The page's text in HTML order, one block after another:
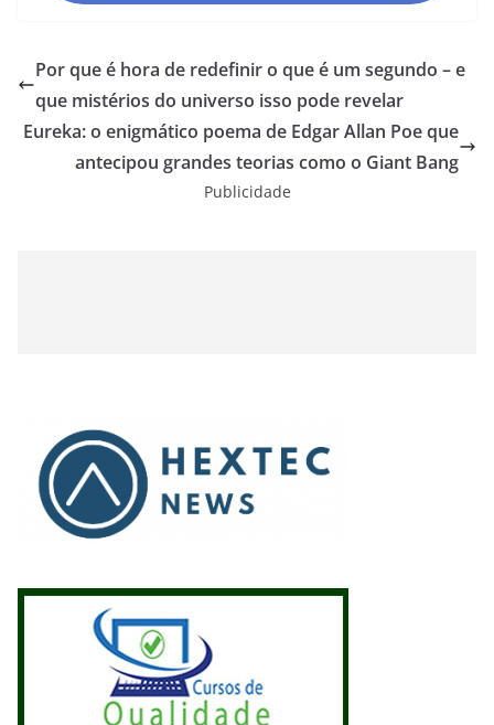
Por que é hora de redefinir o que é um segundo – e
que mistérios do universo isso pode revelar
Eureka: o enigmático poema de Edgar Allan Poe que
antecipou grandes teorias como o Giant Bang
Publicidade